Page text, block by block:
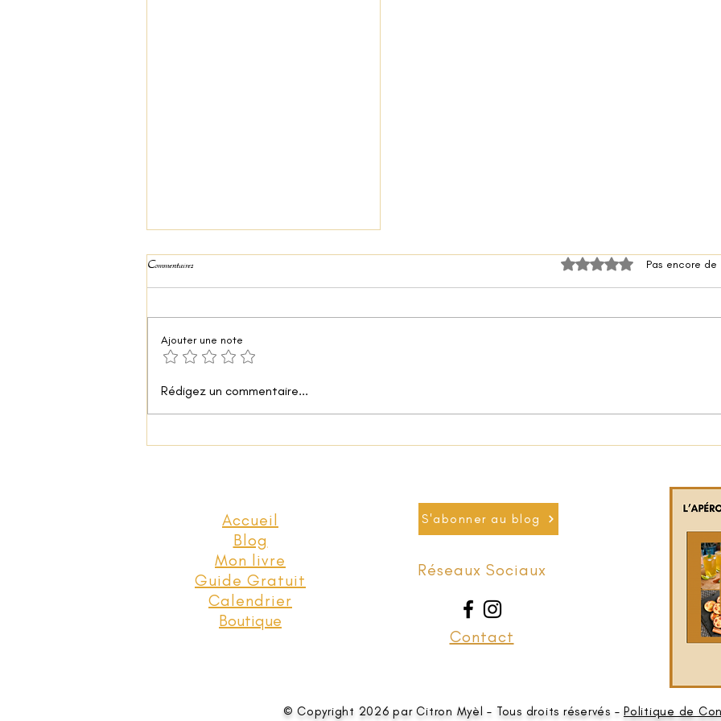
Riz à la tomate végétalien
Commentaires Noté 0 étoile sur 5.Pas encore de
Ajouter une note
Rédigez un commentaire...
Accueil
Blog
Mon livre
Guide Gratuit
Calendrier
Boutique
S'abonner au blog
Réseaux Sociaux
Contact
© Copyright 2026 par Citron Myèl – Tous droits réservés – Politique de